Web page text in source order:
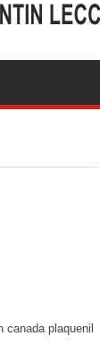
canada plaquenil